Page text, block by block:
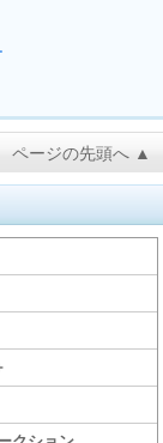
ページの先頭へ ▲